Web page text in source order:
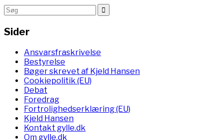
Sider
Ansvarsfraskrivelse
Bestyrelse
Bøger skrevet af Kjeld Hansen
Cookiepolitik (EU)
Debat
Foredrag
Fortrolighedserklæring (EU)
Kjeld Hansen
Kontakt gylle.dk
Om gylle.dk